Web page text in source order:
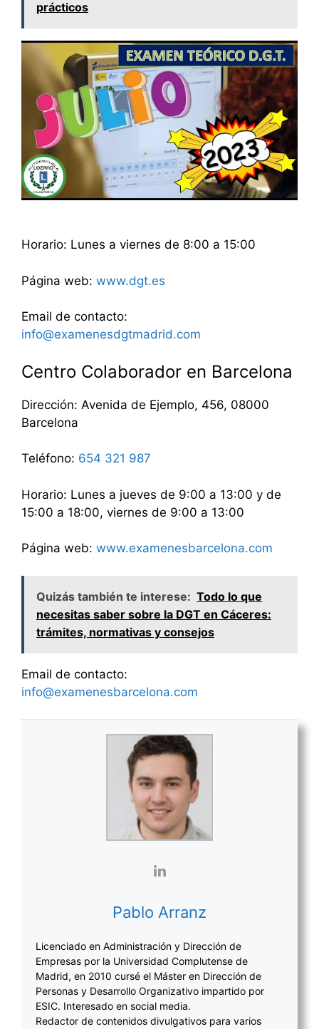
prácticos
Horario: Lunes a viernes de 8:00 a 15:00
Página web: www.dgt.es
Email de contacto:
info@examenesdgtmadrid.com
Centro Colaborador en Barcelona
Dirección: Avenida de Ejemplo, 456, 08000
Barcelona
Teléfono: 654 321 987
Horario: Lunes a jueves de 9:00 a 13:00 y de
15:00 a 18:00, viernes de 9:00 a 13:00
Página web: www.examenesbarcelona.com
Quizás también te interese: Todo lo que
necesitas saber sobre la DGT en Cáceres:
trámites, normativas y consejos
Email de contacto:
info@examenesbarcelona.com
Pablo Arranz
Licenciado en Administración y Dirección de
Empresas por la Universidad Complutense de
Madrid, en 2010 cursé el Máster en Dirección de
Personas y Desarrollo Organizativo impartido por
ESIC. Interesado en social media.
Redactor de contenidos divulgativos para varios